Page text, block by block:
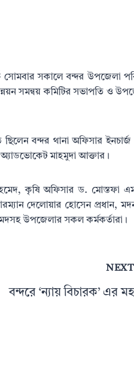
সোমবার সকালে বন্দর উপজেলা
সমন্বয় কমিটির সভাপতি ও
ছিলেন বন্দর থানা অফিসার
মাহমুদা আক্তার।
কৃষি অফিসার ড. মোস্তফা
দেলোয়ার হোসেন প্রধান,
উপজেলার সকল কর্মকর্তারা।
NEXT
বন্দরে ‘ন্যায় বিচারক’ এর